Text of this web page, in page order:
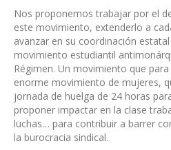
Nos proponemos trabajar por el
este movimiento, extenderlo a
avanzar en su coordinación
movimiento estudiantil
Régimen. Un movimiento que
enorme movimiento de mujeres,
jornada de huelga de 24 horas
proponer impactar en la clase
luchas… para contribuir a barrer
la burocracia sindical.